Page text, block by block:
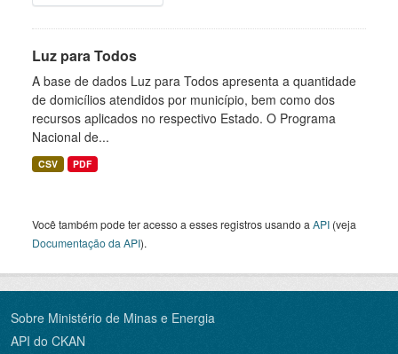
Luz para Todos
A base de dados Luz para Todos apresenta a quantidade
de domicílios atendidos por município, bem como dos
recursos aplicados no respectivo Estado. O Programa
Nacional de...
CSV PDF
Você também pode ter acesso a esses registros usando a API (veja
Documentação da API).
Sobre Ministério de Minas e Energia
API do CKAN